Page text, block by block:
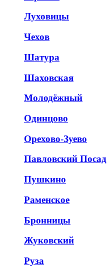
Луховицы
Чехов
Шатура
Шаховская
Молодёжный
Одинцово
Орехово-Зуево
Павловский Посад
Пушкино
Раменское
Бронницы
Жуковский
Руза